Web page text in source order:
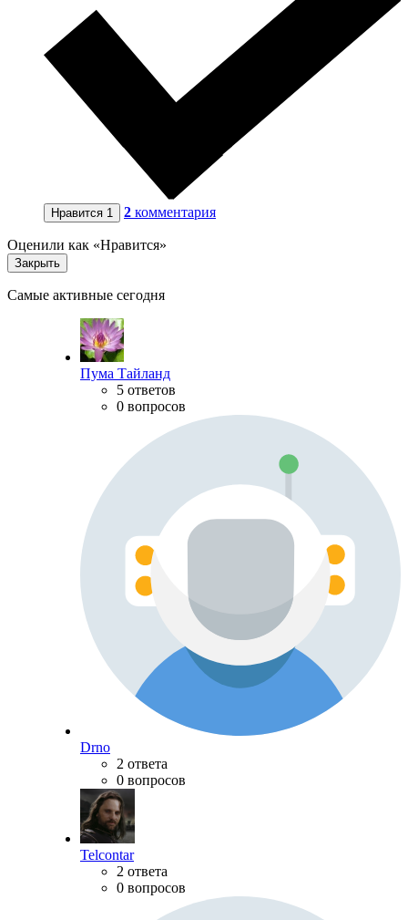
Нравится 1 2 комментария
Оценили как «Нравится»
Закрыть
Самые активные сегодня
Пума Тайланд
5 ответов
0 вопросов
Drno
2 ответа
0 вопросов
Telcontar
2 ответа
0 вопросов